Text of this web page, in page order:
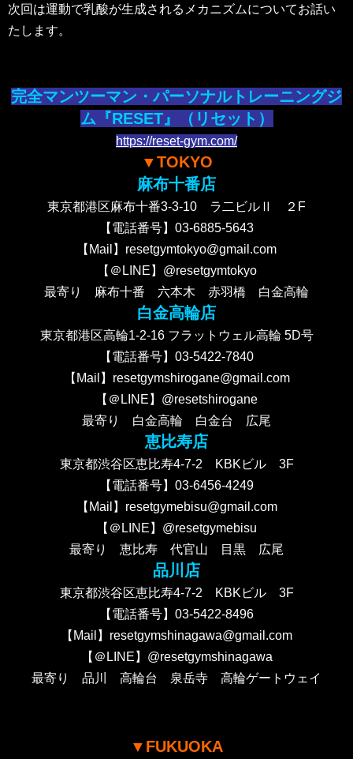
次回は運動で乳酸が生成されるメカニズムについてお話い
たします。
完全マンツーマン・パーソナルトレーニングジ
ム『RESET』（リセット）
https://reset-gym.com/
▼TOKYO
麻布十番店
東京都港区麻布十番3-3-10 ラ二ビルⅡ ２F
【電話番号】03-6885-5643
【Mail】resetgymtokyo@gmail.com
【＠LINE】@resetgymtokyo
最寄り 麻布十番 六本木 赤羽橋 白金高輪
白金高輪店
東京都港区高輪1-2-16 フラットウェル高輪 5D号
【電話番号】03-5422-7840
【Mail】resetgymshirogane@gmail.com
【＠LINE】@resetshirogane
最寄り 白金高輪 白金台 広尾
恵比寿店
東京都渋谷区恵比寿4-7-2 KBKビル 3F
【電話番号】03-6456-4249
【Mail】resetgymebisu@gmail.com
【＠LINE】@resetgymebisu
最寄り 恵比寿 代官山 目黒 広尾
品川店
東京都渋谷区恵比寿4-7-2 KBKビル 3F
【電話番号】03-5422-8496
【Mail】resetgymshinagawa@gmail.com
【＠LINE】@resetgymshinagawa
最寄り 品川 高輪台 泉岳寺 高輪ゲートウェイ
▼FUKUOKA